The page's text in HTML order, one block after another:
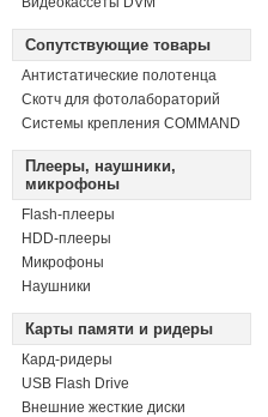
Сопутствующие товары
Антистатические полотенца
Скотч для фотолабораторий
Системы крепления COMMAND
Плееры, наушники,
микрофоны
Flash-плееры
HDD-плееры
Микрофоны
Наушники
Карты памяти и ридеры
Кард-ридеры
USB Flash Drive
Внешние жесткие диски